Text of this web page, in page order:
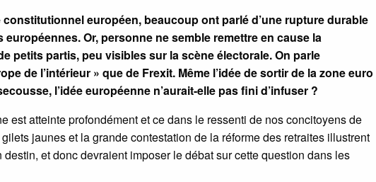
européen, beaucoup ont parlé d’une rupture durable
Or, personne ne semble remettre en cause la
petits partis, peu visibles sur la scène électorale. On parle
de l’intérieur » que de Frexit. Même l’idée de sortir de la zone euro
l’idée européenne n’aurait-elle pas fini d’infuser ?
est atteinte profondément et ce dans le ressenti de nos concitoyens de
jaunes et la grande contestation de la réforme des retraites illustrent
et donc devraient imposer le débat sur cette question dans les